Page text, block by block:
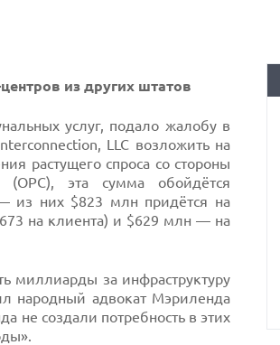
из других штатов
услуг, подало жалобу в
LLC возложить на
растущего спроса со стороны
(OPC), эта сумма обойдётся
из них $823 млн придётся на
на клиента) и $629 млн — на
миллиарды за инфраструктуру
народный адвокат Мэриленда
не создали потребность в этих